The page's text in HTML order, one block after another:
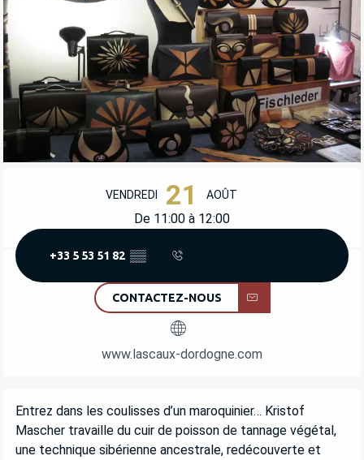
OUVERTURE ET COORDONNÉES
VENDREDI 21 AOÛT
De 11:00 à 12:00
+33 5 53 51 82 ▒▒
CONTACTEZ-NOUS
www.lascaux-dordogne.com
DESCRIPTION
Entrez dans les coulisses d’un maroquinier… Kristof
Mascher travaille du cuir de poisson de tannage végétal,
une technique sibérienne ancestrale, redécouverte et